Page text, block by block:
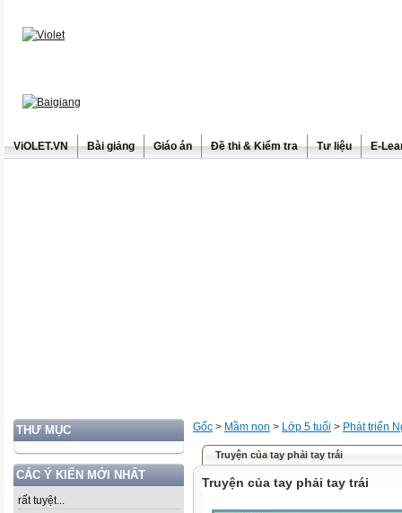
ViOLET.VN Bài giảng Giáo án Đề thi & Kiểm tra Tư liệu E-
THƯ MỤC
CÁC Ý KIẾN MỚI NHẤT
rất tuyệt...
Gốc > Mầm non > Lớp 5 tuổi > Phát triển
Truyện của tay phải tay trái
Truyện của tay phải tay trái